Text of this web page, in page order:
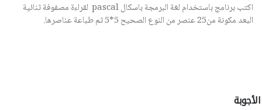
اكتب برنامج باستخدام لغة البرمجة باسكال pascal لقراءة مصفوفة ثنائیة
البعد مكونة من25 عنصر من النوع الصحیح 5*5 ثم طباعة عناصرھا.
الأجوبة